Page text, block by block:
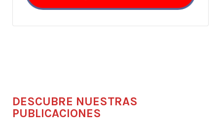
DESCUBRE NUESTRAS
PUBLICACIONES